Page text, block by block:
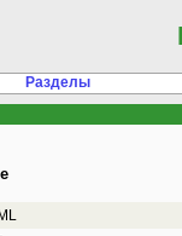
Разделы